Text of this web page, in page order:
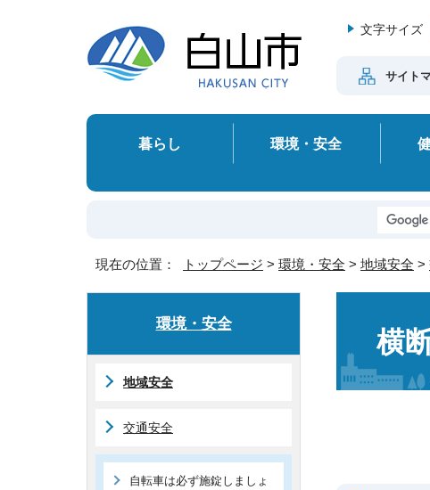
文字サイズ
サイト
暮らし 環境・安全
現在の位置： トップページ > 環境・安全 > 地域安全 >
横
環境・安全
地域安全
交通安全
自転車は必ず施錠しましょ